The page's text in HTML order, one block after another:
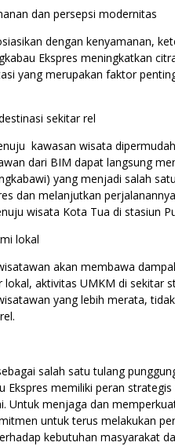
dan persepsi modernitas
dengan kenyamanan,
Ekspres meningkatkan
yang merupakan faktor
sekitar rel
kawasan wisata
dari BIM dapat langsung
yang menjadi salah
dan melanjutkan
wisata Kota Tua di stasiun
lokal
akan membawa
aktivitas UMKM di sekitar
yang lebih merata,
salah satu tulang
Ekspres memiliki peran
Untuk menjaga dan
untuk terus melakukan
kebutuhan masyarakat